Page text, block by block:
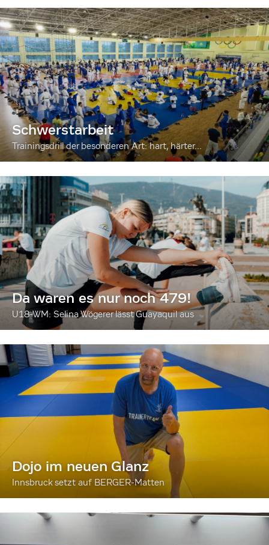
Schwerstarbeit
Trainingsdrill der besonderen Art: hart, härter...
Da waren es nur noch 479!
U18-WM: Selina Wögerer lässt Guayaquil aus
Dojo im neuen Glanz
Innsbruck setzt auf BERGER-Matten